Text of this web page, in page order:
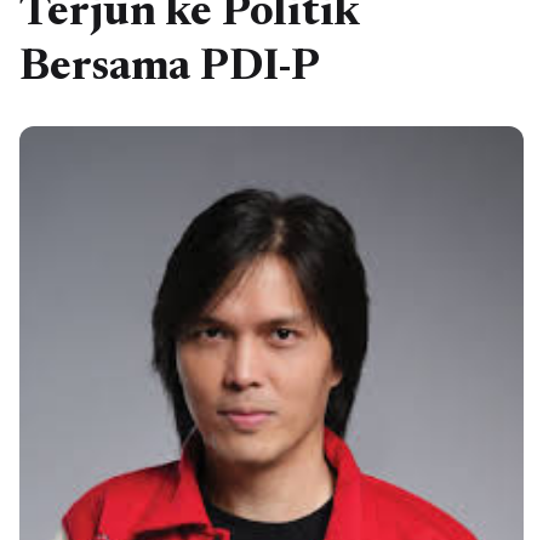
Terjun ke Politik
Bersama PDI-P